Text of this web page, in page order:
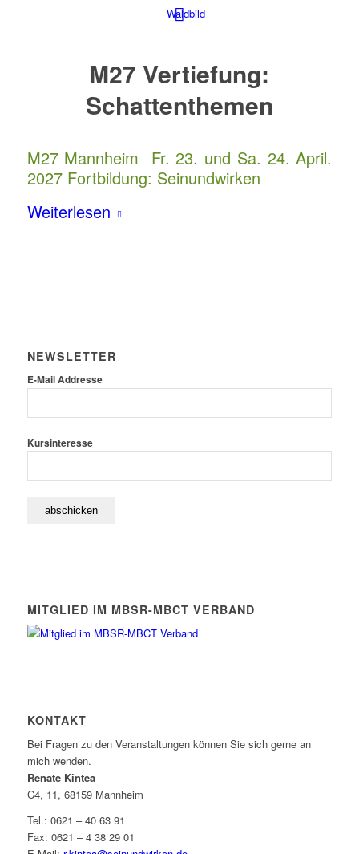
M27 Vertiefung:
Schattenthemen
M27 Mannheim Fr. 23. und Sa. 24. April.
2027 Fortbildung: Seinundwirken
Weiterlesen
NEWSLETTER
E-Mail Addresse
Kursinteresse
MITGLIED IM MBSR-MBCT VERBAND
KONTAKT
Bei Fragen zu den Veranstaltungen können Sie sich gerne an
mich wenden.
Renate Kintea
C4, 11, 68159 Mannheim
Tel.: 0621 – 40 63 91
Fax: 0621 – 4 38 29 01